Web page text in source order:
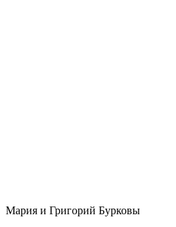
Мария и Григорий Бурковы